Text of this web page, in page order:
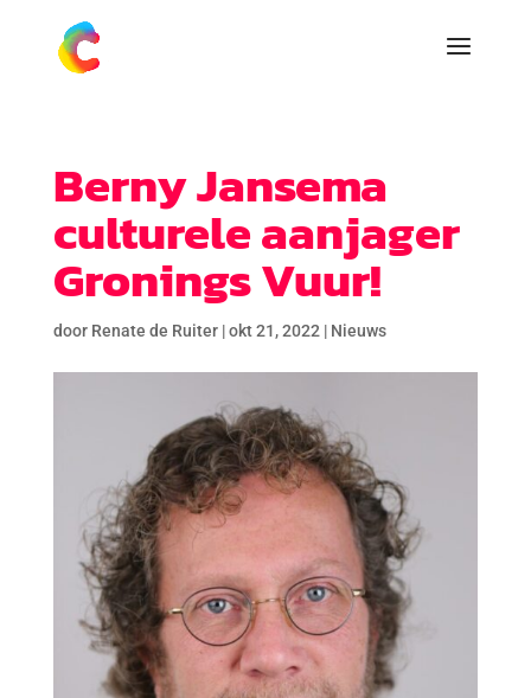
Berny Jansema
culturele aanjager
Gronings Vuur!
door Renate de Ruiter|okt 21, 2022 | Nieuws